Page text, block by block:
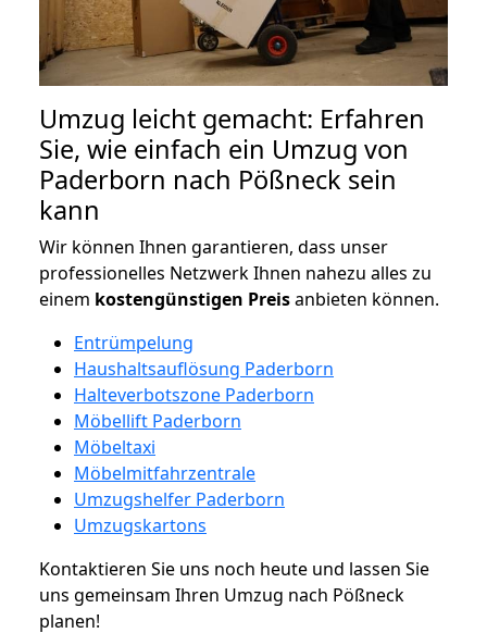
Umzug leicht gemacht: Erfahren
Sie, wie einfach ein Umzug von
Paderborn nach Pößneck sein
kann
Wir können Ihnen garantieren, dass unser
professionelles Netzwerk Ihnen nahezu alles zu
einem kostengünstigen Preisanbieten können.
Entrümpelung
Haushaltsauflösung Paderborn
Halteverbotszone Paderborn
Möbellift Paderborn
Möbeltaxi
Möbelmitfahrzentrale
Umzugshelfer Paderborn
Umzugskartons
Kontaktieren Sie uns noch heute und lassen Sie
uns gemeinsam Ihren Umzug nach Pößneck
planen!